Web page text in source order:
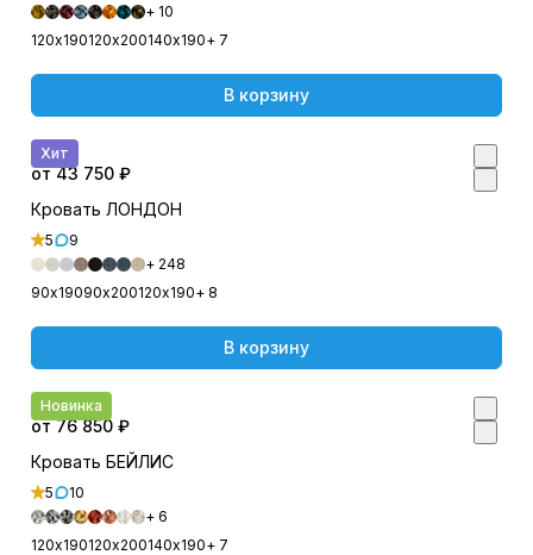
+ 10
120х190120х200140х190+ 7
В корзину
Хит
от 43 750 ₽
Кровать ЛОНДОН
5
9
+ 248
90х19090х200120х190+ 8
В корзину
Новинка
от 76 850 ₽
Кровать БЕЙЛИС
5
10
+ 6
120х190120х200140х190+ 7